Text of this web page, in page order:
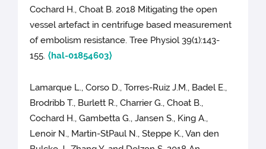
Cochard H., Choat B. 2018 Mitigating the open
vessel artefact in centrifuge based measurement
of embolism resistance. Tree Physiol 39(1):143-
155. ⟨hal-01854603⟩
Lamarque L., Corso D., Torres-Ruiz J.M., Badel E.,
Brodribb T., Burlett R., Charrier G., Choat B.,
Cochard H., Gambetta G., Jansen S., King A.,
Lenoir N., Martin-StPaul N., Steppe K., Van den